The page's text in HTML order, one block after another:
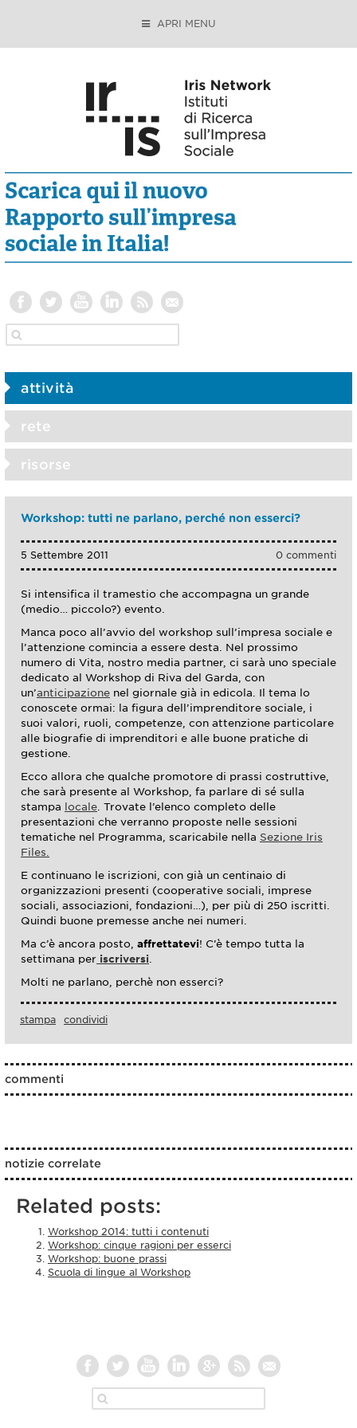
APRI MENU
attività
rete
risorse
Workshop: tutti ne parlano, perché non esserci?
0 commenti
5 Settembre 2011
Si intensifica il tramestio che accompagna un grande
(medio… piccolo?) evento.
Manca poco all’avvio del workshop sull’impresa sociale e
l’attenzione comincia a essere desta. Nel prossimo
numero di Vita, nostro media partner, ci sarà uno speciale
dedicato al Workshop di Riva del Garda, con
un’anticipazione nel giornale già in edicola. Il tema lo
conoscete ormai: la figura dell’imprenditore sociale, i
suoi valori, ruoli, competenze, con attenzione particolare
alle biografie di imprenditori e alle buone pratiche di
gestione.
Ecco allora che qualche promotore di prassi costruttive,
che sarà presente al Workshop, fa parlare di sé sulla
stampa locale . Trovate l’elenco completo delle
presentazioni che verranno proposte nelle sessioni
tematiche nel Programma, scaricabile nella Sezione Iris
Files.
E continuano le iscrizioni, con già un centinaio di
organizzazioni presenti (cooperative sociali, imprese
sociali, associazioni, fondazioni…), per più di 250 iscritti.
Quindi buone premesse anche nei numeri.
Ma c’è ancora posto, affrettatevi! C’è tempo tutta la
settimana per iscriversi
Molti ne parlano, perchè non esserci?
stampa condividi
commenti
notizie correlate
Related posts:
Workshop 2014: tutti i contenuti
Workshop: cinque ragioni per esserci
Workshop: buone prassi
Scuola di lingue al Workshop